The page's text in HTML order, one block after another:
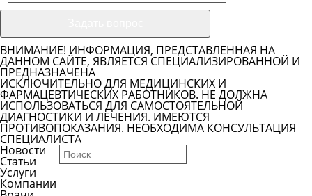
ВНИМАНИЕ! ИНФОРМАЦИЯ, ПРЕДСТАВЛЕННАЯ НА
ДАННОМ САЙТЕ, ЯВЛЯЕТСЯ СПЕЦИАЛИЗИРОВАННОЙ И
ПРЕДНАЗНАЧЕНА
ИСКЛЮЧИТЕЛЬНО ДЛЯ МЕДИЦИНСКИХ И
ФАРМАЦЕВТИЧЕСКИХ РАБОТНИКОВ. НЕ ДОЛЖНА
ИСПОЛЬЗОВАТЬСЯ ДЛЯ САМОСТОЯТЕЛЬНОЙ
ДИАГНОСТИКИ И ЛЕЧЕНИЯ. ИМЕЮТСЯ
ПРОТИВОПОКАЗАНИЯ. НЕОБХОДИМА КОНСУЛЬТАЦИЯ
СПЕЦИАЛИСТА
Новости
Статьи
Услуги
Компании